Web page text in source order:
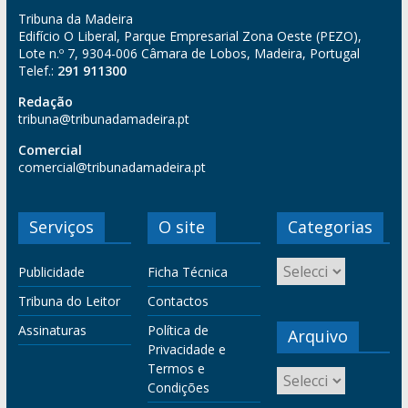
Tribuna da Madeira
Edifício O Liberal, Parque Empresarial Zona Oeste (PEZO),
Lote n.º 7, 9304-006 Câmara de Lobos, Madeira, Portugal
Telef.: 291 911300
Redação
tribuna@tribunadamadeira.pt
Comercial
comercial@tribunadamadeira.pt
Serviços
Publicidade
Tribuna do Leitor
Assinaturas
O site
Ficha Técnica
Contactos
Política de
Privacidade e
Termos e
Condições
Categorias
Arquivo